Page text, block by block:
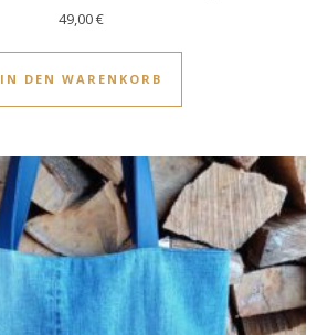
49,00€
IN DEN WARENKORB